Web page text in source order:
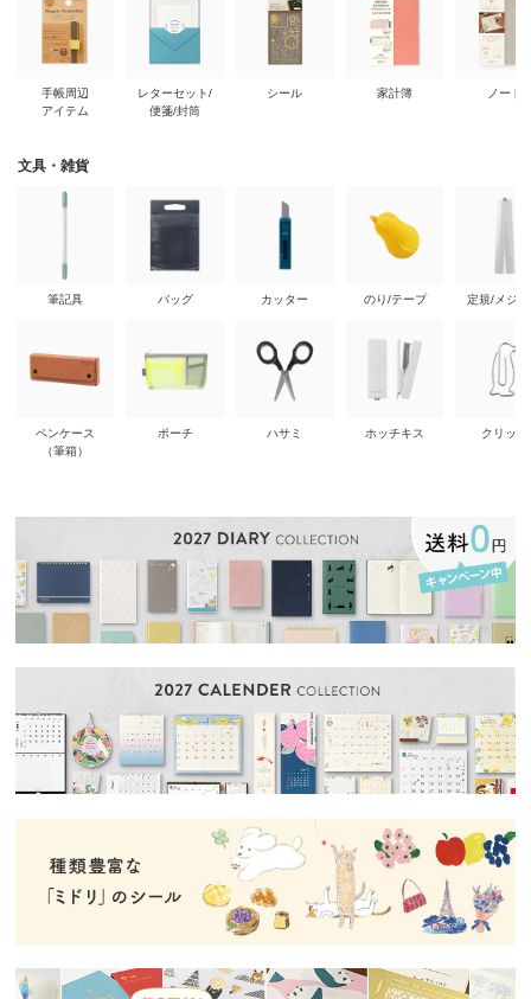
手帳周辺
アイテム
レターセット/
便箋/封筒
シール 家計簿 ノート
文具・雑貨
筆記具
ペンケース
（筆箱）
バッグ
ポーチ
カッター
ハサミ
のり/テープ
ホッチキス
定規/メジ
クリップ